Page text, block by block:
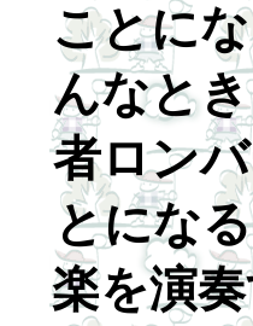
ことに
んなと
者ロン
とにな
楽を演